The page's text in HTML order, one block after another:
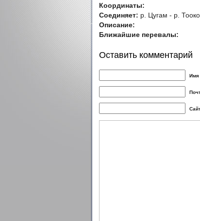
Координаты:
Соединяет: р. Цугам - р.
Описание:
Ближайшие перевалы:
Оставить комментарий
Имя